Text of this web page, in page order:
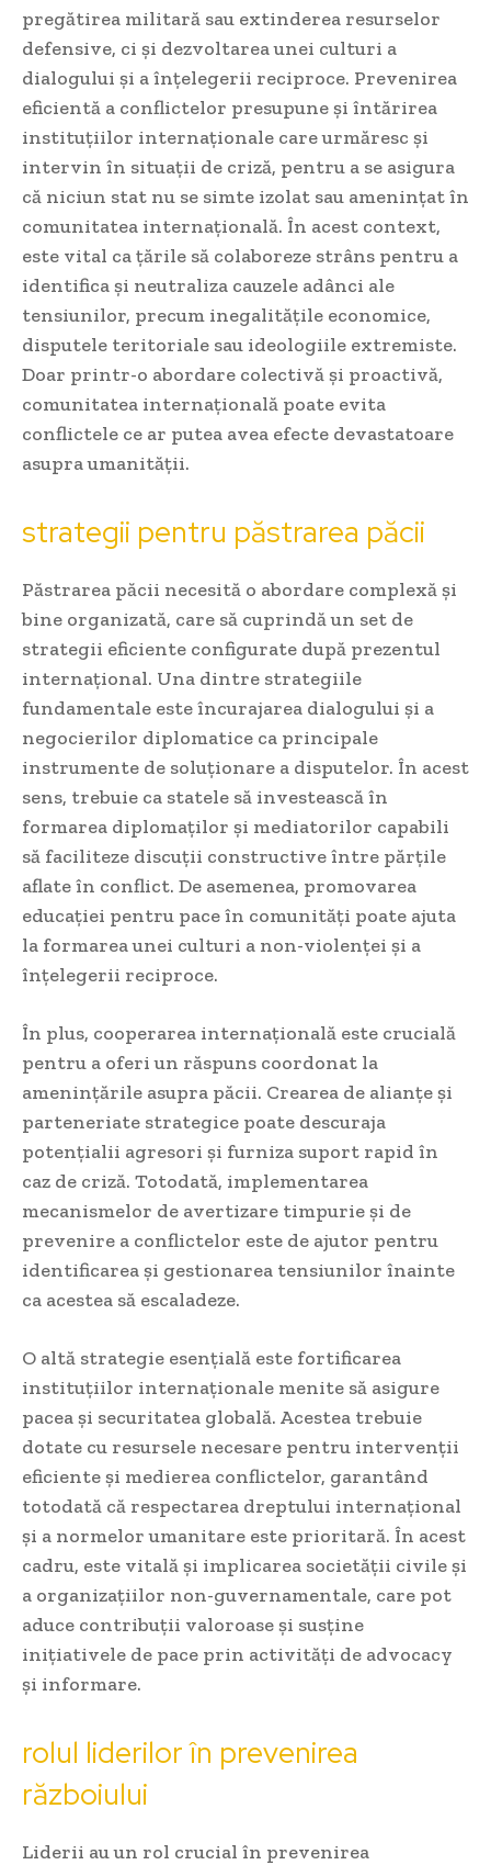
pregătirea militară sau extinderea resurselor
defensive, ci și dezvoltarea unei culturi a
dialogului și a înțelegerii reciproce. Prevenirea
eficientă a conflictelor presupune și întărirea
instituțiilor internaționale care urmăresc și
intervin în situații de criză, pentru a se asigura
că niciun stat nu se simte izolat sau amenințat în
comunitatea internațională. În acest context,
este vital ca țările să colaboreze strâns pentru a
identifica și neutraliza cauzele adânci ale
tensiunilor, precum inegalitățile economice,
disputele teritoriale sau ideologiile extremiste.
Doar printr-o abordare colectivă și proactivă,
comunitatea internațională poate evita
conflictele ce ar putea avea efecte devastatoare
asupra umanității.
strategii pentru păstrarea păcii
Păstrarea păcii necesită o abordare complexă și
bine organizată, care să cuprindă un set de
strategii eficiente configurate după prezentul
internațional. Una dintre strategiile
fundamentale este încurajarea dialogului și a
negocierilor diplomatice ca principale
instrumente de soluționare a disputelor. În acest
sens, trebuie ca statele să investească în
formarea diplomaților și mediatorilor capabili
să faciliteze discuții constructive între părțile
aflate în conflict. De asemenea, promovarea
educației pentru pace în comunități poate ajuta
la formarea unei culturi a non-violenței și a
înțelegerii reciproce.
În plus, cooperarea internațională este crucială
pentru a oferi un răspuns coordonat la
amenințările asupra păcii. Crearea de alianțe și
parteneriate strategice poate descuraja
potențialii agresori și furniza suport rapid în
caz de criză. Totodată, implementarea
mecanismelor de avertizare timpurie și de
prevenire a conflictelor este de ajutor pentru
identificarea și gestionarea tensiunilor înainte
ca acestea să escaladeze.
O altă strategie esențială este fortificarea
instituțiilor internaționale menite să asigure
pacea și securitatea globală. Acestea trebuie
dotate cu resursele necesare pentru intervenții
eficiente și medierea conflictelor, garantând
totodată că respectarea dreptului internațional
și a normelor umanitare este prioritară. În acest
cadru, este vitală și implicarea societății civile și
a organizațiilor non-guvernamentale, care pot
aduce contribuții valoroase și susține
inițiativele de pace prin activități de advocacy
și informare.
rolul liderilor în prevenirea
războiului
Liderii au un rol crucial în prevenirea